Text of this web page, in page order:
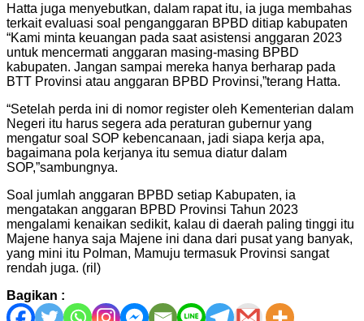
Hatta juga menyebutkan, dalam rapat itu, ia juga membahas
terkait evaluasi soal penganggaran BPBD ditiap kabupaten
“Kami minta keuangan pada saat asistensi anggaran 2023
untuk mencermati anggaran masing-masing BPBD
kabupaten. Jangan sampai mereka hanya berharap pada
BTT Provinsi atau anggaran BPBD Provinsi,”terang Hatta.
“Setelah perda ini di nomor register oleh Kementerian dalam
Negeri itu harus segera ada peraturan gubernur yang
mengatur soal SOP kebencanaan, jadi siapa kerja apa,
bagaimana pola kerjanya itu semua diatur dalam
SOP,”sambungnya.
Soal jumlah anggaran BPBD setiap Kabupaten, ia
mengatakan anggaran BPBD Provinsi Tahun 2023
mengalami kenaikan sedikit, kalau di daerah paling tinggi itu
Majene hanya saja Majene ini dana dari pusat yang banyak,
yang mini itu Polman, Mamuju termasuk Provinsi sangat
rendah juga. (ril)
Bagikan :